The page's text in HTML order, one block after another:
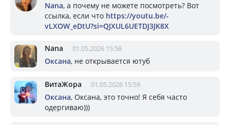
Nana, а почему не можете посмотреть? Вот
ссылка, если что https://youtu.be/-
vLXOW_eDtU?si=QJXUL6UETDJ3JK8X
Nana 01.05.2026 15:58
Оксана, не открывается ютуб
ВитаЖора 01.05.2026 15:59
Оксана, Оксана, это точно! Я себя часто
одергиваю)))